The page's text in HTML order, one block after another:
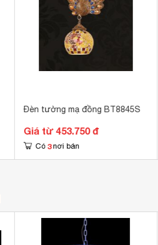
Đèn tường mạ đồng BT8845S
Giá từ 453.750 đ
Có 3 nơi bán